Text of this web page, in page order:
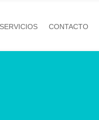
CONTACTO